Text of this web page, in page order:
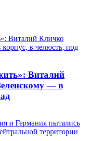
Виталий
— в